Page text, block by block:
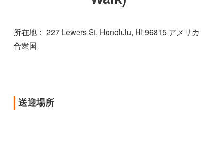
所在地： 227 Lewers St, Honolulu, HI 96815 アメリカ
合衆国
送迎場所